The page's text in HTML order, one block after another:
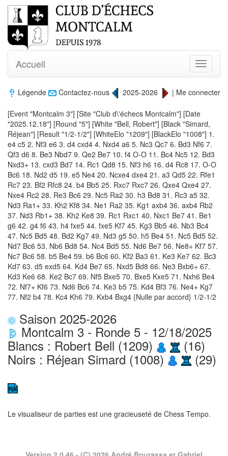
Toggle
Accueil
Légende Contactez-nous 2025-2026 | Me connecter
[Event "Montcalm 3"] [Site "Club d\'échecs Montcalm"] [Date
"2025.12.18"] [Round "5"] [White "Bell, Robert"] [Black "Simard,
Réjean"] [Result "1/2-1/2"] [WhiteElo "1209"] [BlackElo "1008"] 1.
e4 c5 2. Nf3 e6 3. d4 cxd4 4. Nxd4 a6 5. Nc3 Qc7 6. Bd3 Nf6 7.
Qf3 d6 8. Be3 Nbd7 9. Qe2 Be7 10. f4 O-O 11. Bc4 Nc5 12. Bd3
Nxd3+ 13. cxd3 Bd7 14. Rc1 Qd8 15. Nf3 h6 16. d4 Rc8 17. O-O
Bc6 18. Nd2 d5 19. e5 Ne4 20. Ncxe4 dxe4 21. a3 Qd5 22. Rfe1
Rc7 23. Bf2 Rfc8 24. b4 Bb5 25. Rxc7 Rxc7 26. Qxe4 Qxe4 27.
Nxe4 Rc2 28. Re3 Bc6 29. Nc5 Ra2 30. h3 Bd8 31. Rc3 a5 32.
Nd3 Ra1+ 33. Kh2 Kf8 34. Ne1 Ra2 35. Kg1 axb4 36. axb4 Rb2
37. Nd3 Rb1+ 38. Kh2 Ke8 39. Rc1 Rxc1 40. Nxc1 Be7 41. Be1
g6 42. g4 f6 43. h4 fxe5 44. fxe5 Kf7 45. Kg3 Bb5 46. Nb3 Bc4
47. Nc5 Bd5 48. Bd2 Kg7 49. Nd3 g5 50. h5 Be4 51. Nc5 Bd5 52.
Nd7 Bc6 53. Nb6 Bd8 54. Nc4 Bd5 55. Nd6 Be7 56. Ne8+ Kf7 57.
Nc7 Bc6 58. b5 Be4 59. b6 Bc6 60. Kf2 Ba3 61. Ke3 Ke7 62. Bc3
Kd7 63. d5 exd5 64. Kd4 Be7 65. Nxd5 Bd8 66. Ne3 Bxb6+ 67.
Kd3 Ke6 68. Ke2 Bc7 69. Nf5 Bxe5 70. Bxe5 Kxe5 71. Nxh6 Be4
72. Nf7+ Kf6 73. Nd6 Bc6 74. Ke3 b5 75. Kd4 Bf3 76. Ne4+ Kg7
77. Nf2 b4 78. Kc4 Kh6 79. Kxb4 Bxg4 {Nulle par accord} 1/2-1/2
Saison 2025-2026
Montcalm 3 - Ronde 5 - 12/18/2025
Blancs : Robert Bell (1209) (16)
Noirs : Réjean Simard (1008) (29)
Le visualiseur de parties est une gracieuseté de Chess Tempo.